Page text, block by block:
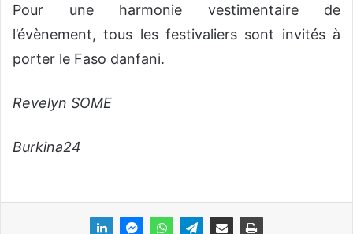
Pour une harmonie vestimentaire de
l’évènement, tous les festivaliers sont invités à
porter le Faso danfani.
Revelyn SOME
Burkina24